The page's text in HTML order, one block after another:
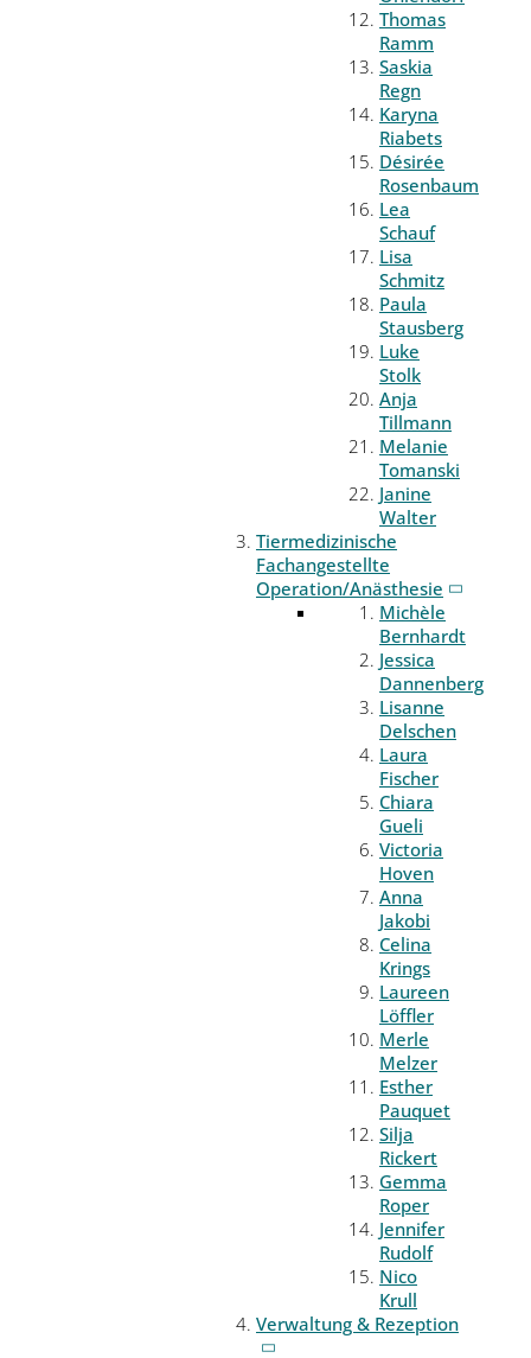
Thomas
Ramm
Saskia
Regn
Karyna
Riabets
Désirée
Rosenbaum
Lea
Schauf
Lisa
Schmitz
Paula
Stausberg
Luke
Stolk
Anja
Tillmann
Melanie
Tomanski
Janine
Walter
Tiermedizinische
Fachangestellte
Operation/Anästhesie
Michèle
Bernhardt
Jessica
Dannenberg
Lisanne
Delschen
Laura
Fischer
Chiara
Gueli
Victoria
Hoven
Anna
Jakobi
Celina
Krings
Laureen
Löffler
Merle
Melzer
Esther
Pauquet
Silja
Rickert
Gemma
Roper
Jennifer
Rudolf
Nico
Krull
Verwaltung & Rezeption